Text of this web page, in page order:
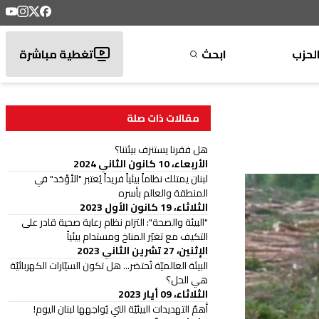
الحزب ابحث تغطية مباشرة
مقالات ذات صلة
هل فقرنا يستنزف بيئتنا؟
الأربعاء، 10 كانون الثاني 2024
لبنان يمتلك نظاماً بيئياً فريداً يُعتبر "الأوْحَد" في
المنطقة والعالم بأسره
الثلاثاء، 19 كانون الأول 2023
"البيئة والصحة": التزام نظام رعاية صحية قادر على
التكيف مع تغيّر المناخ ومستدام بيئياً
الإثنين، 27 تشرين الثاني 2023
البيئة العالميّة تُحتضر... هل تكون السيّارات الكهربائيّة
هي الحل؟
الثلاثاء، 09 أيار 2023
أهمّ التهديدات البيئيّة التي يُواجهها لبنان اليوم!